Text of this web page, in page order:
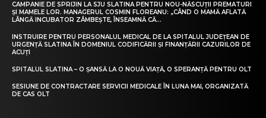
CAMPANIE DE SPRIJIN LA SJU SLATINA PENTRU NOU-NĂSCUȚII PREMATURI
ȘI MAMELE LOR. MANAGERUL COSMIN FLOREANU: „CÂND O MAMĂ AFLATĂ
LÂNGĂ INCUBATOR ZÂMBEȘTE, ÎNSEAMNĂ CĂ...
INSTRUIRE PENTRU PERSONALUL MEDICAL DE LA SPITALUL JUDEȚEAN DE
URGENȚĂ SLATINA ÎN DOMENIUL CODIFICĂRII ȘI FINANȚĂRII CAZURILOR DE
ACUȚI
SPITALUL SLATINA – O ȘANSĂ LA O NOUĂ VIAȚĂ, O SPERANȚĂ PENTRU OLT
SESIUNE DE CONTRACTARE SERVICII MEDICALE ÎN LUNA MAI, ORGANIZATĂ
DE CAS OLT